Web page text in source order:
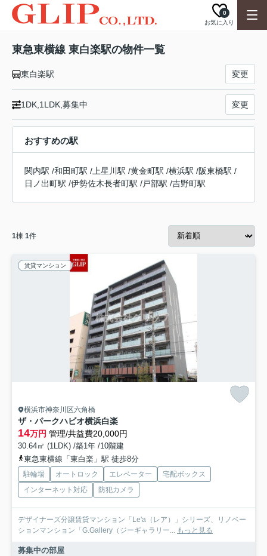
お気に入り
0
東急東横線 東白楽駅の物件一覧
東白楽駅 変更
1DK,1LDK,募集中 変更
おすすめの駅
関内駅 /和田町駅 / 上星川駅 /黄金町駅 /横浜駅 /阪東橋駅 /
日ノ出町駅 /伊勢佐木長者町駅 /戸部駅 /吉野町駅
1棟 1件
賃貸マンション
横浜市神奈川区六角橋
ザ・パークハビオ横浜白楽
14万円 管理/共益費20,000円
30.64㎡ (1LDK) /築1年 /10階建
東急東横線「東白楽」駅 徒歩8分
駐輪場 オートロック エレベーター
宅配ボックス
インターネット対応
防犯カメラ
デザイナーズ分譲賃貸マンション「Le'a（レア）」シリーズ、リノベー
ションマンション「G.Gallery（ジーギャラリー... もっと見る
募集中の部屋